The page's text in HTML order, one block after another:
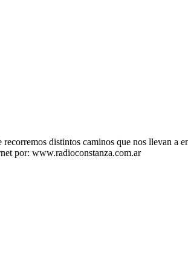
distintos caminos que nos llevan a
por: www.radioconstanza.com.ar